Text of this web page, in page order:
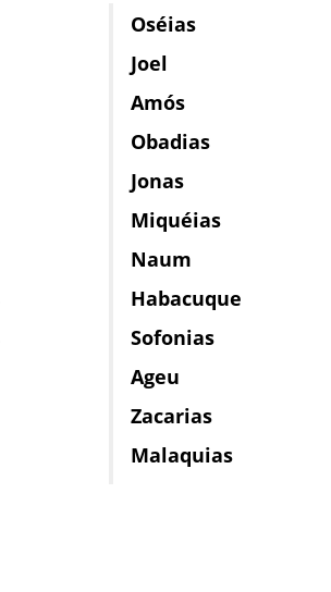
Oséias
Joel
Amós
Obadias
Jonas
Miquéias
Naum
Habacuque
Sofonias
Ageu
Zacarias
Malaquias